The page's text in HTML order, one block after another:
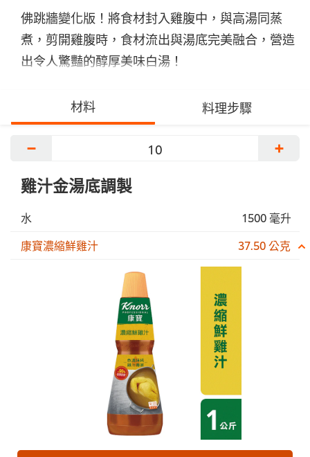
佛跳牆變化版！將食材封入雞腹中，與高湯同蒸
煮，剪開雞腹時，食材流出與湯底完美融合，營造
出令人驚豔的醇厚美味白湯！
材料 料理步驟
− +
雞汁金湯底調製
水
1500 毫升
康寶濃縮鮮雞汁
37.50 公克